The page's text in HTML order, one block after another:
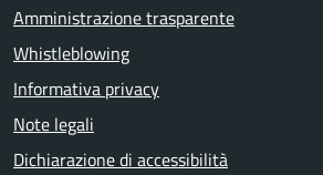
Amministrazione trasparente
Whistleblowing
Informativa privacy
Note legali
Dichiarazione di accessibilità